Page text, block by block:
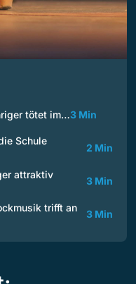
tötet im…3 Min
Schule
2 Min
attraktiv
3 Min
trifft an
3 Min